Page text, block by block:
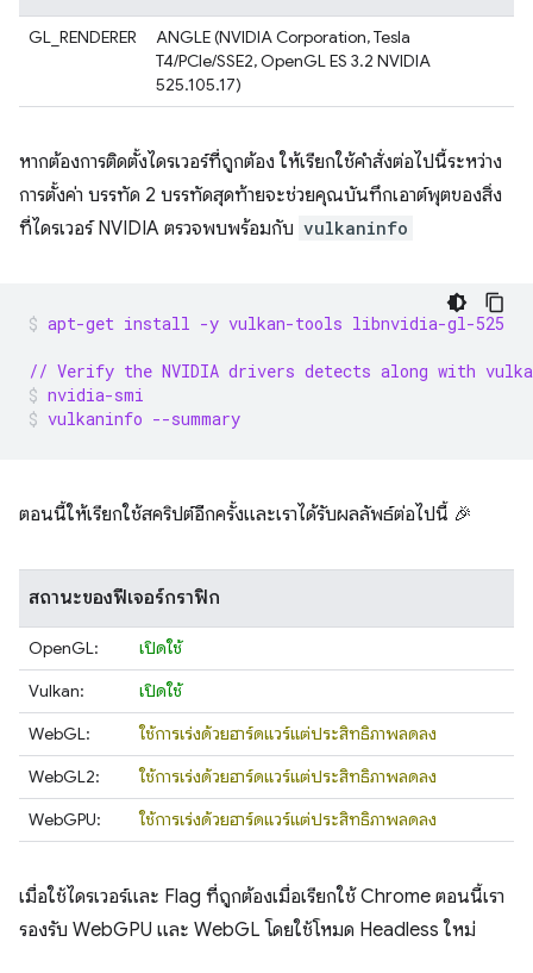
GL_RENDERER
ANGLE (NVIDIA Corporation, Tesla
T4/PCIe/SSE2, OpenGL ES 3.2 NVIDIA
525.105.17)
หากต้องการติดตั้งไดรเวอร์ที่ถูกต้อง ให้เรียกใช้คำสั่งต่อไปนี้ระหว่าง
การตั้งค่า บรรทัด 2 บรรทัดสุดท้ายจะช่วยคุณบันทึกเอาต์พุตของสิ่ง
ที่ไดรเวอร์ NVIDIA ตรวจพบพร้อมกับ vulkaninfo
apt-get install -y vulkan-tools libnvidia-gl-525
// Verify the NVIDIA drivers detects along with
nvidia-smi
vulkaninfo --summary
ตอนนี้ให้เรียกใช้สคริปต์อีกครั้งและเราได้รับผลลัพธ์ต่อไปนี้ 🎉
สถานะของฟีเจอร์กราฟิก
OpenGL:
เปิดใช้
Vulkan:
เปิดใช้
WebGL:
ใช้การเร่งด้วยฮาร์ดแวร์แต่ประสิทธิภาพลดลง
WebGL2:
ใช้การเร่งด้วยฮาร์ดแวร์แต่ประสิทธิภาพลดลง
WebGPU:
ใช้การเร่งด้วยฮาร์ดแวร์แต่ประสิทธิภาพลดลง
เมื่อใช้ไดรเวอร์และ Flag ที่ถูกต้องเมื่อเรียกใช้ Chrome ตอนนี้เรา
รองรับ WebGPU และ WebGL โดยใช้โหมด Headless ใหม่